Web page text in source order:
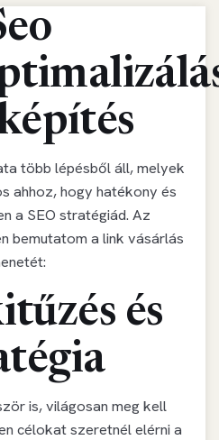
több lépésből áll, melyek
ahhoz, hogy hatékony és
a SEO stratégiád. Az
bemutatom a link vásárlás
és
is, világosan meg kell
célokat szeretnél elérni a